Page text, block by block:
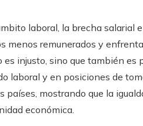
laboral, la brecha salarial
menos remunerados y
es injusto, sino que también es
laboral y en posiciones de
países, mostrando que la
económica.